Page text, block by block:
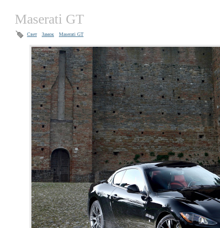
Maserati GT
Свет Замок Maserati GT